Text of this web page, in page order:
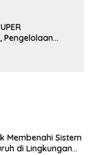
Pengelolaan
Membenahi Sistem
di Lingkungan